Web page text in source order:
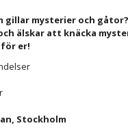
gillar mysterier och gåtor?
älskar att knäcka
er!
Stockholm